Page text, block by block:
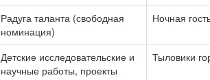
Радуга таланта (свободная
номинация)
Ночная
Детские исследовательские и
научные работы, проекты
Тыловики